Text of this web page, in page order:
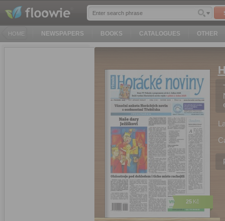
HOME NEWSPAPERS BOOKS CATALOGUES OTHER
25 Kč